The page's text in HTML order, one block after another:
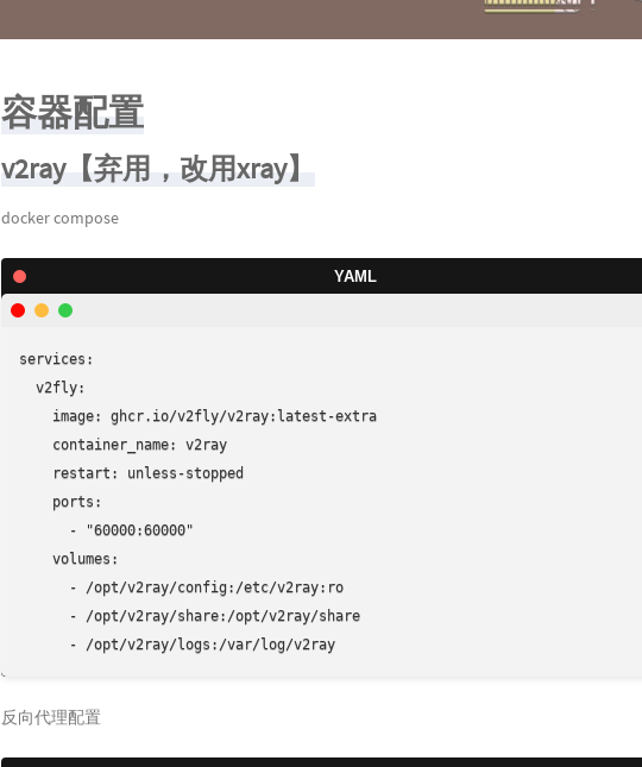
容器配置
v2ray【弃用，改用xray】
docker compose
services:
  v2fly:
    image: ghcr.io/v2fly/v2ray:latest-extra
    container_name: v2ray
    restart: unless-stopped
    ports:
      - "60000:60000"
    volumes:
      - /opt/v2ray/config:/etc/v2ray:ro
      - /opt/v2ray/share:/opt/v2ray/share
      - /opt/v2ray/logs:/var/log/v2ray
YAML
反向代理配置